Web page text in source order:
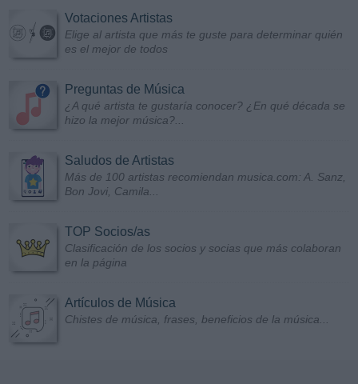
Votaciones Artistas
Elige al artista que más te guste para determinar quién
es el mejor de todos
Preguntas de Música
¿A qué artista te gustaría conocer? ¿En qué década se
hizo la mejor música?...
Saludos de Artistas
Más de 100 artistas recomiendan musica.com: A. Sanz,
Bon Jovi, Camila...
TOP Socios/as
Clasificación de los socios y socias que más colaboran
en la página
Artículos de Música
Chistes de música, frases, beneficios de la música...